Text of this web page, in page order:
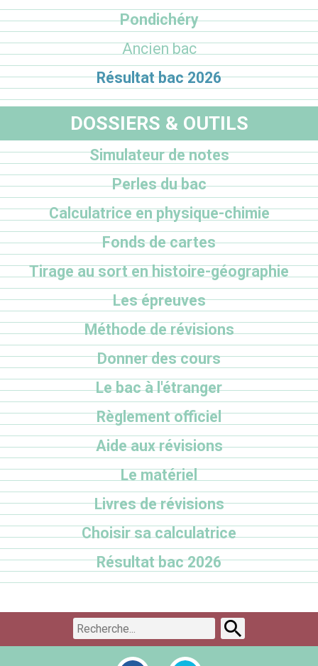
Pondichéry
Ancien bac
Résultat bac 2026
DOSSIERS & OUTILS
Simulateur de notes
Perles du bac
Calculatrice en physique-chimie
Fonds de cartes
Tirage au sort en histoire-géographie
Les épreuves
Méthode de révisions
Donner des cours
Le bac à l'étranger
Règlement officiel
Aide aux révisions
Le matériel
Livres de révisions
Choisir sa calculatrice
Résultat bac 2026